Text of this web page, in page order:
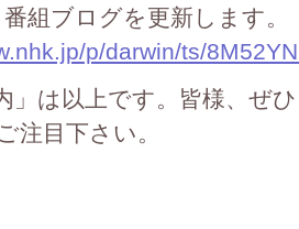
番組ブログを更新します。
p/darwin/ts/
」は以上です。皆様、ぜ
注目下さい。